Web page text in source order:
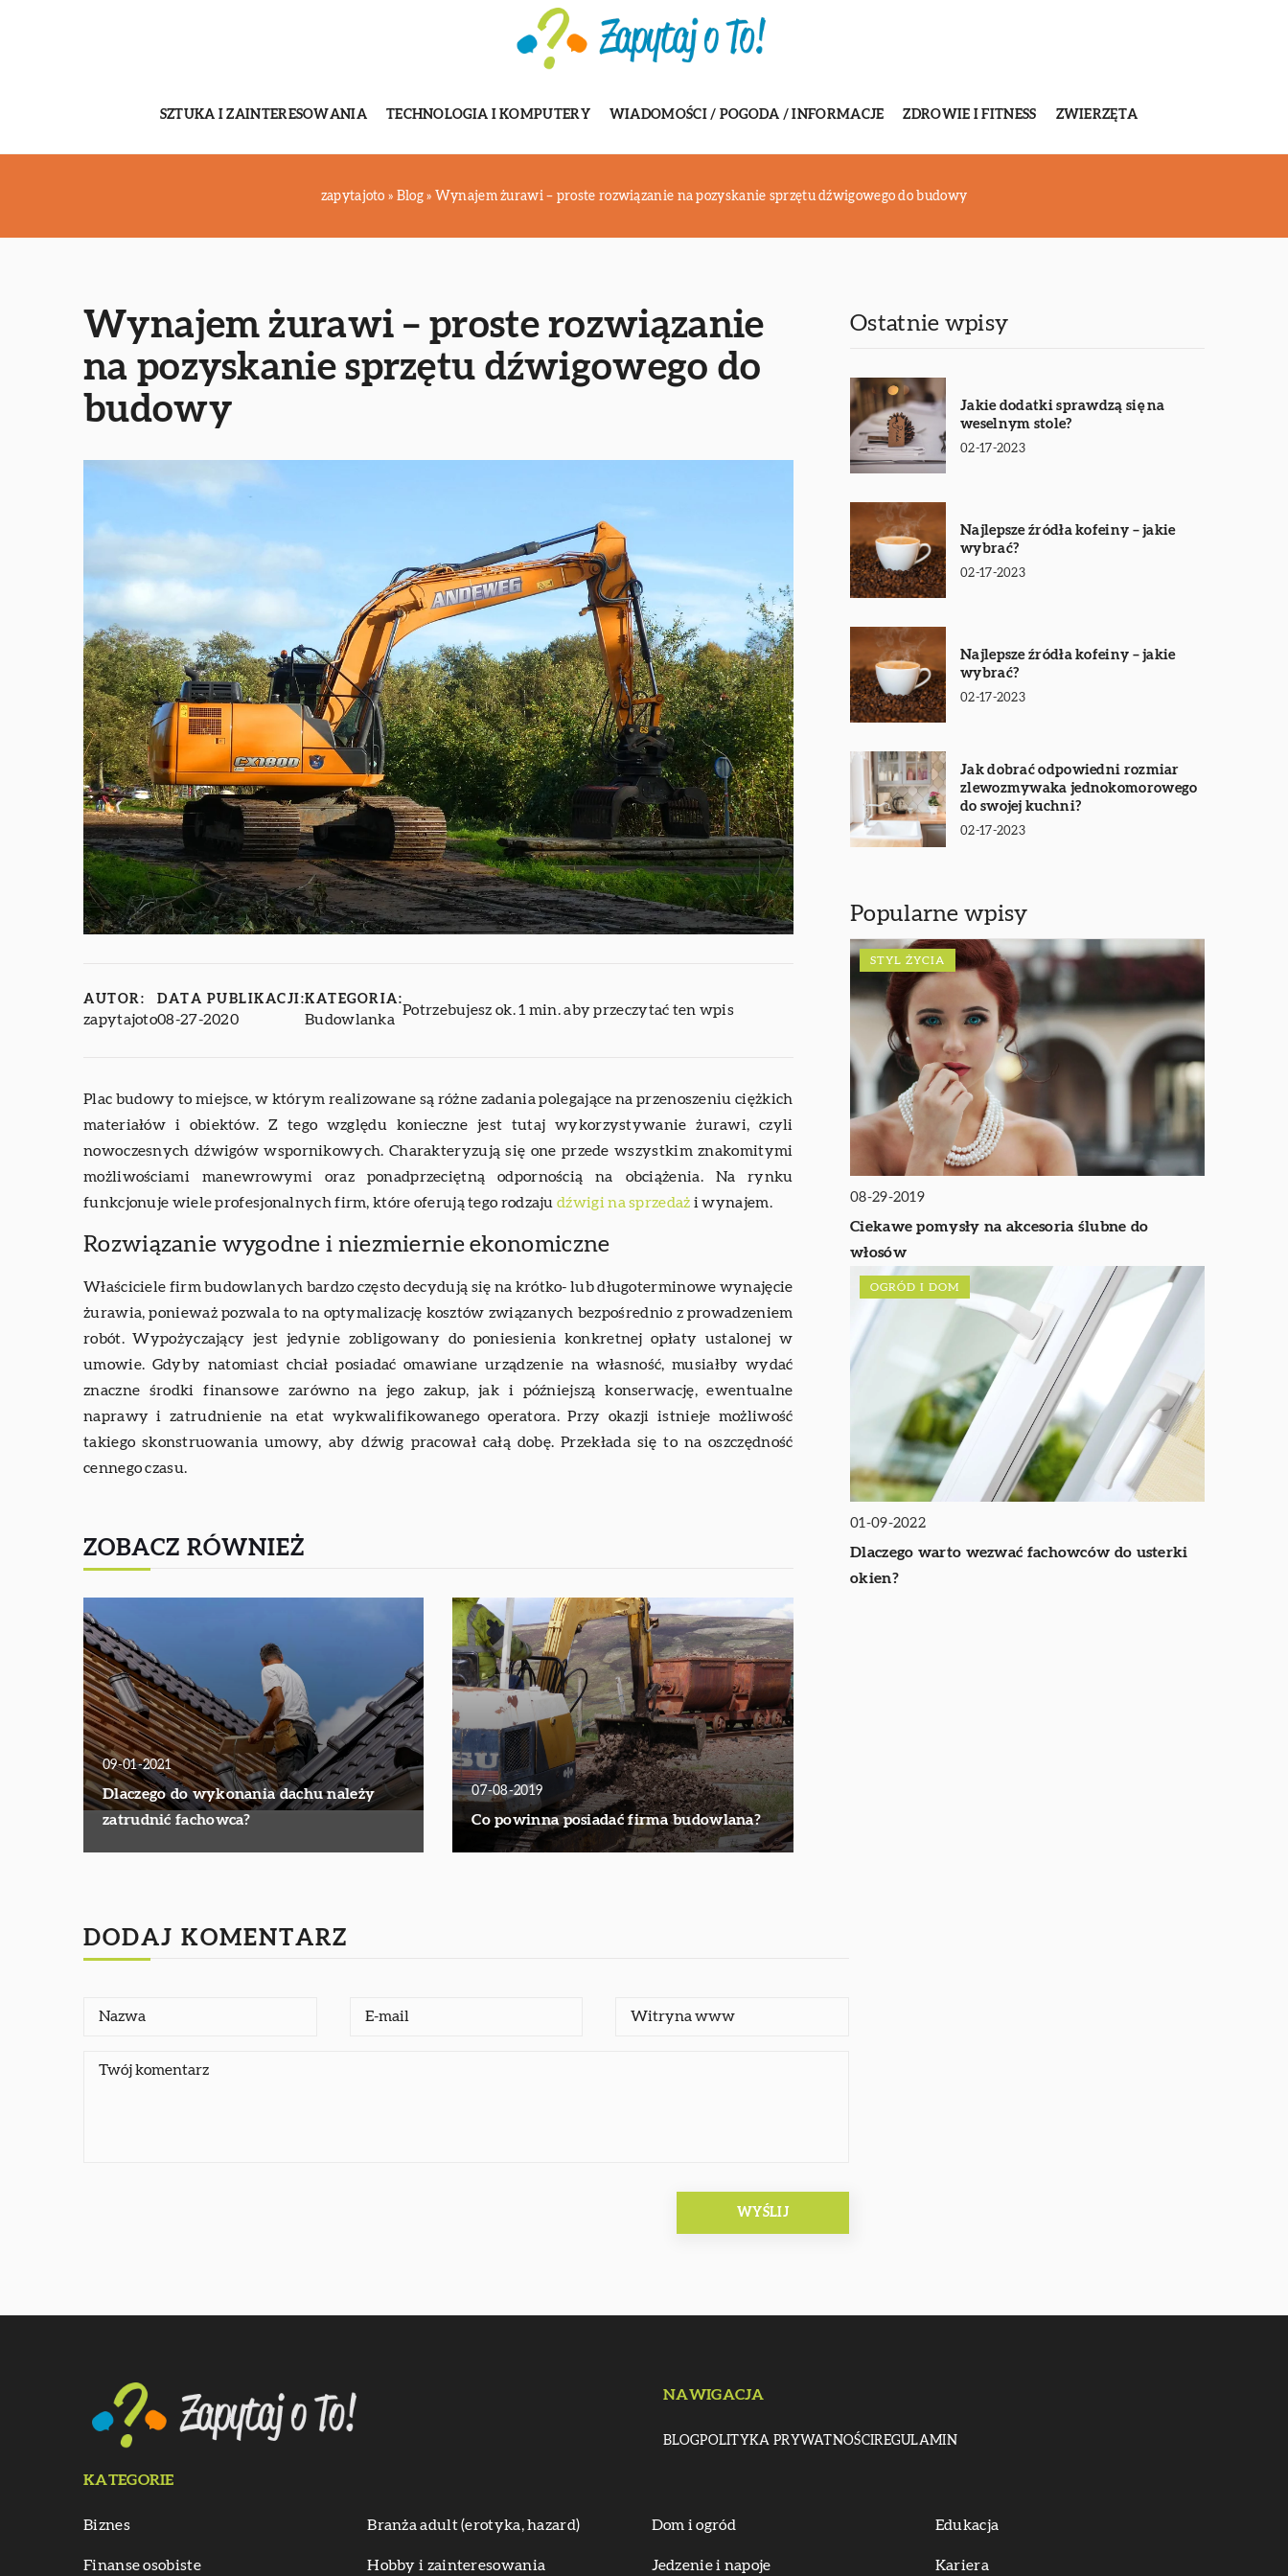
SZTUKA I ZAINTERESOWANIA TECHNOLOGIA I KOMPUTERY WIADOMOŚCI / POGODA / INFORMACJE ZDROWIE I FITNESS ZWIERZĘTA
zapytajoto » Blog» Wynajem żurawi – proste rozwiązanie na pozyskanie sprzętu dźwigowego do budowy
Wynajem żurawi – proste rozwiązanie
na pozyskanie sprzętu dźwigowego do
budowy
AUTOR:
zapytajoto
DATA PUBLIKACJI:
08-27-2020
KATEGORIA:
Budowlanka
Potrzebujesz ok. 1 min. aby przeczytać ten wpis
Plac budowy to miejsce, w którym realizowane są różne zadania polegające na przenoszeniu ciężkich
materiałów i obiektów. Z tego względu konieczne jest tutaj wykorzystywanie żurawi, czyli
nowoczesnych dźwigów wspornikowych. Charakteryzują się one przede wszystkim znakomitymi
możliwościami manewrowymi oraz ponadprzeciętną odpornością na obciążenia. Na rynku
funkcjonuje wiele profesjonalnych firm, które oferują tego rodzajudźwigi na sprzedaż i wynajem.
Rozwiązanie wygodne i niezmiernie ekonomiczne
Właściciele firm budowlanych bardzo często decydują się na krótko- lub długoterminowe wynajęcie
żurawia, ponieważ pozwala to na optymalizację kosztów związanych bezpośrednio z prowadzeniem
robót. Wypożyczający jest jedynie zobligowany do poniesienia konkretnej opłaty ustalonej w
umowie. Gdyby natomiast chciał posiadać omawiane urządzenie na własność, musiałby wydać
znaczne środki finansowe zarówno na jego zakup, jak i późniejszą konserwację, ewentualne
naprawy i zatrudnienie na etat wykwalifikowanego operatora. Przy okazji istnieje możliwość
takiego skonstruowania umowy, aby dźwig pracował całą dobę. Przekłada się to na oszczędność
cennego czasu.
ZOBACZ RÓWNIEŻ
09-01-2021
Dlaczego do wykonania dachu należy
zatrudnić fachowca?
07-08-2019
Co powinna posiadać firma budowlana?
Ostatnie wpisy
Jakie dodatki sprawdzą się na
weselnym stole?
02-17-2023
Najlepsze źródła kofeiny – jakie
wybrać?
02-17-2023
Najlepsze źródła kofeiny – jakie
wybrać?
02-17-2023
Jak dobrać odpowiedni rozmiar
zlewozmywaka jednokomorowego
do swojej kuchni?
02-17-2023
Popularne wpisy
STYL ŻYCIA
08-29-2019
Ciekawe pomysły na akcesoria ślubne do
włosów
OGRÓD I DOM
01-09-2022
Dlaczego warto wezwać fachowców do usterki
okien?
DODAJ KOMENTARZ
NAWIGACJA
BLOGPOLITYKA PRYWATNOŚCIREGULAMIN
KATEGORIE
Biznes Branża adult (erotyka, hazard) Dom i ogród Edukacja
Finanse osobiste Hobby i zainteresowania Jedzenie i napoje Kariera